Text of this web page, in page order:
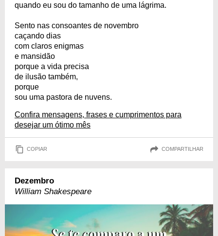
quando eu sou do tamanho de uma lágrima.
Sento nas consoantes de novembro
caçando dias
com claros enigmas
e mansidão
porque a vida precisa
de ilusão também,
porque
sou uma pastora de nuvens.
Confira mensagens, frases e cumprimentos para
desejar um ótimo mês
COPIAR COMPARTILHAR
Dezembro
William Shakespeare